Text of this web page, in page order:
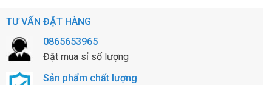
TƯ VẤN ĐẶT HÀNG
0865653965
Đặt mua sỉ số lượng
Sản phẩm chất lượng